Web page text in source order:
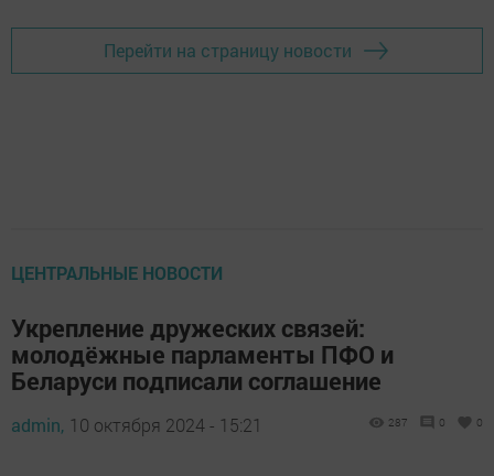
Перейти на страницу новости
ЦЕНТРАЛЬНЫЕ НОВОСТИ
Укрепление дружеских связей:
молодёжные парламенты ПФО и
Беларуси подписали соглашение
admin, 10 октября 2024 - 15:21 287 0 0